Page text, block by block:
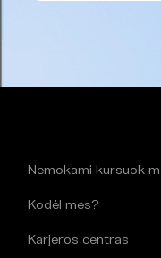
Nemokami kursuok
Kodėl mes?
Karjeros centras